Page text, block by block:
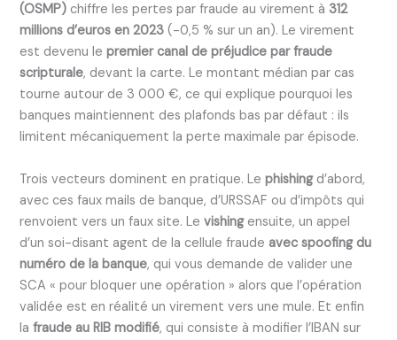
(OSMP) chiffre les pertes par fraude au virement à 312
millions d’euros en 2023 (-0,5 % sur un an). Le virement
est devenu lepremier canal de préjudice par fraude
scripturale, devant la carte. Le montant médian par cas
tourne autour de 3 000 €, ce qui explique pourquoi les
banques maintiennent des plafonds bas par défaut : ils
limitent mécaniquement la perte maximale par épisode.
Trois vecteurs dominent en pratique. Lephishingd’abord,
avec ces faux mails de banque, d’URSSAF ou d’impôts qui
renvoient vers un faux site. Levishingensuite, un appel
d’un soi-disant agent de la cellule fraude avec spoofing du
numéro de la banque, qui vous demande de valider une
SCA « pour bloquer une opération » alors que l’opération
validée est en réalité un virement vers une mule. Et enfin
lafraude au RIB modifié, qui consiste à modifier l’IBAN sur